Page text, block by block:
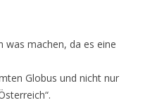
was machen, da es eine
Globus und nicht nur